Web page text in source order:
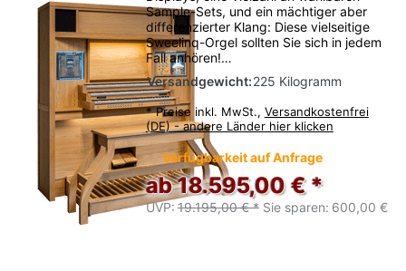
Sample-Sets, und ein mächtiger aber
differenzierter Klang: Diese vielseitige
Sweelinq-Orgel sollten Sie sich in jedem
Fall anhören!…
Versandgewicht:225 Kilogramm
* Preise inkl. MwSt., Versandkostenfrei
(DE) - andere Länder hier klicken
Verfügbarkeit auf Anfrage
ab 18.595,00 € *
UVP: 19.195,00 € * Sie sparen: 600,00 €